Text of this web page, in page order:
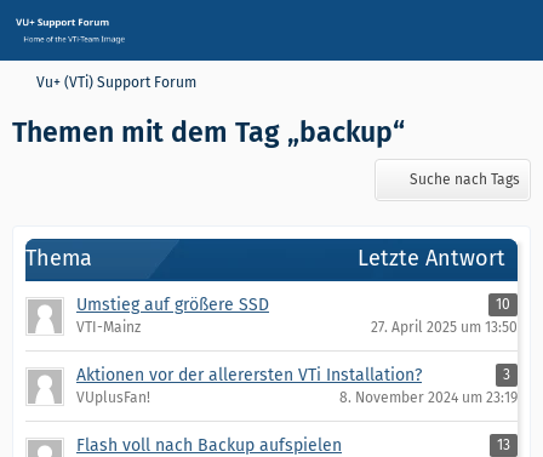
Vu+ (VTi) Support Forum
Themen mit dem Tag „backup“
Suche nach Tags
Thema Letzte Antwort
Umstieg auf größere SSD
10
VTI-Mainz
27. April 2025 um 13:50
Aktionen vor der allerersten VTi Installation?
3
VUplusFan!
8. November 2024 um 23:19
Flash voll nach Backup aufspielen
13